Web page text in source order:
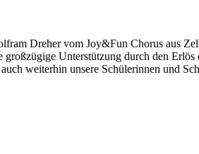
Dreher vom Joy&Fun Chorus aus
Unterstützung durch den
weiterhin unsere Schülerinnen und